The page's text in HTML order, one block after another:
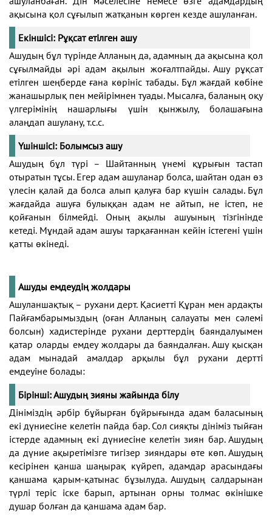
ақысына қол сұғылып жатқанын көрген кезде ашуланған.
Екіншісі: Рұқсат етілген ашу
Ашудың бұл түрінде Алланың да, адамның да ақысына қол
сұғылмайды әрі адам ақылын жоғалтпайды. Ашу рұқсат
етілген шеңберде ғана көрініс табады. Бұл жағдай көбіне
жанашырлық пен мейірімнен туады. Мысалға, баланың оқу
үлгерімінің нашарлығы үшін қынжылу, болашағына
алаңдап ашулану, т.с.с.
Үшіншісі: Болымсыз ашу
Ашудың бұл түрі – Шайтанның үнемі құрығын тастап
отыратын тұсы. Егер адам ашуланар болса, шайтан одан өз
үлесін қалай да болса алып қалуға бар күшін салады. Бұл
жағдайда ашуға булыққан адам не айтып, не істеп, не
қойғанын білмейді. Оның ақылы ашуының тізгінінде
кетеді. Мұндай адам ашуы тарқағаннан кейін істегені үшін
қатты өкінеді.
Ашуды емдеудің жолдары
Ашуланшақтық – рухани дерт. Қасиетті Құран мен ардақты
Пайғамбарымыздың (оған Алланың салауаты мен сәлемі
болсын) хадистерінде рухани дерттердің баяндалуымен
қатар оларды емдеу жолдары да баяндалған. Ашу қысқан
адам мынадай амалдар арқылы бұл рухани дертті
емдеуіне болады:
Бірінші: Ашудың зияны жайында білу
Дініміздің әрбір бұйырған бұйрығында адам баласының
екі дүниесіне келетін пайда бар. Сол сияқты дініміз тыйған
істерде адамның екі дүниесіне келетін зиян бар. Ашудың
да дүние ақыретімізге тигізер зияндары өте көп. Ашудың
кесірінен қанша шаңырақ күйреп, адамдар арасындағы
қаншама қарым-қатынас бұзылуда. Ашудың салдарынан
түрлі теріс іске барып, артынан орны толмас өкінішке
душар болған да қаншама адам бар.